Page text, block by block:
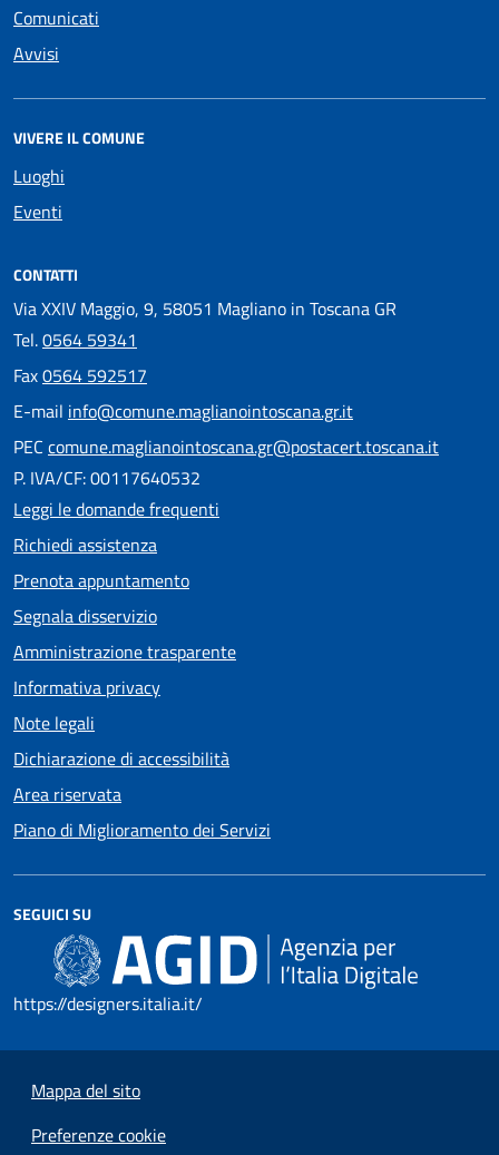
Comunicati
Avvisi
VIVERE IL COMUNE
Luoghi
Eventi
CONTATTI
Via XXIV Maggio, 9, 58051 Magliano in Toscana GR
Tel.0564 59341
Fax0564 592517
E-mail info@comune.maglianointoscana.gr.it
PEC comune.maglianointoscana.gr@postacert.toscana.it
P. IVA/CF: 00117640532
Leggi le domande frequenti
Richiedi assistenza
Prenota appuntamento
Segnala disservizio
Amministrazione trasparente
Informativa privacy
Note legali
Dichiarazione di accessibilità
Area riservata
Piano di Miglioramento dei Servizi
SEGUICI SU
https://designers.italia.it/
Mappa del sito
Preferenze cookie